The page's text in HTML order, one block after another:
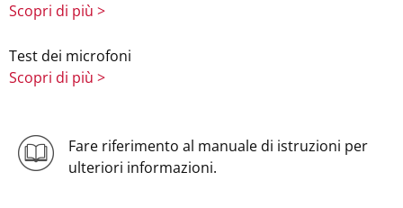
Scopri di più >
Test dei microfoni
Scopri di più >
Fare riferimento al manuale di istruzioni per
ulteriori informazioni.